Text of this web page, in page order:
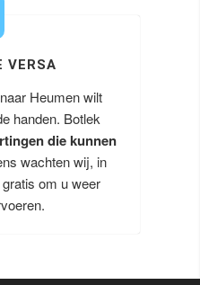
VERSA
Heumen wilt
handen. Botlek
die kunnen
wachten wij, in
om u weer